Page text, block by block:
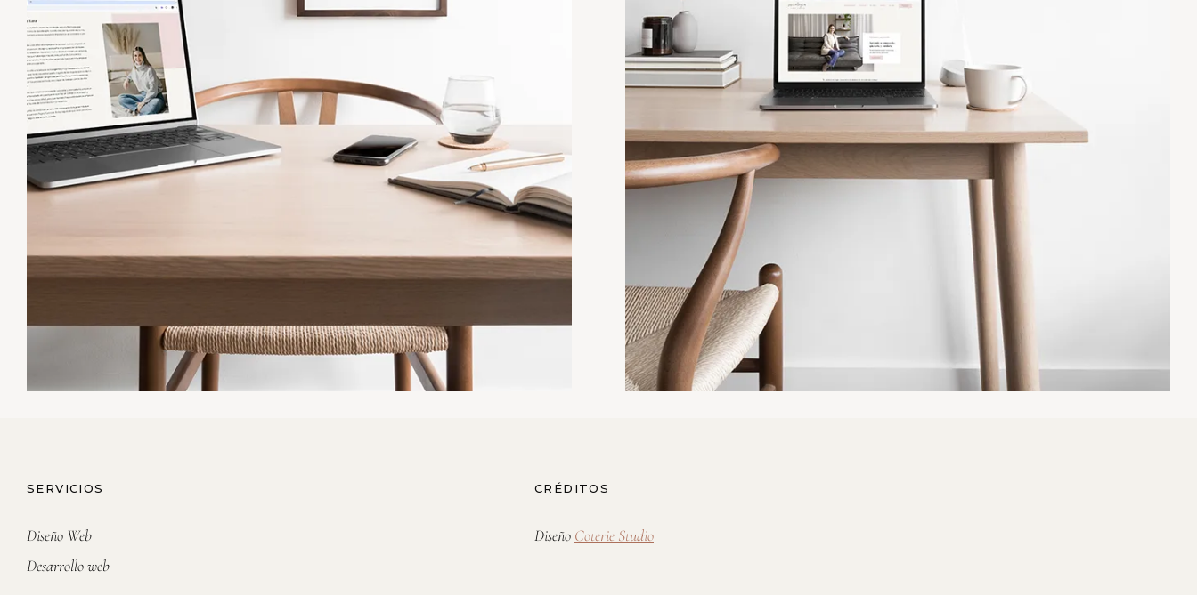
SERVICIOS
Diseño Web
Desarrollo web
CRÉDITOS
Diseño Coterie Studio